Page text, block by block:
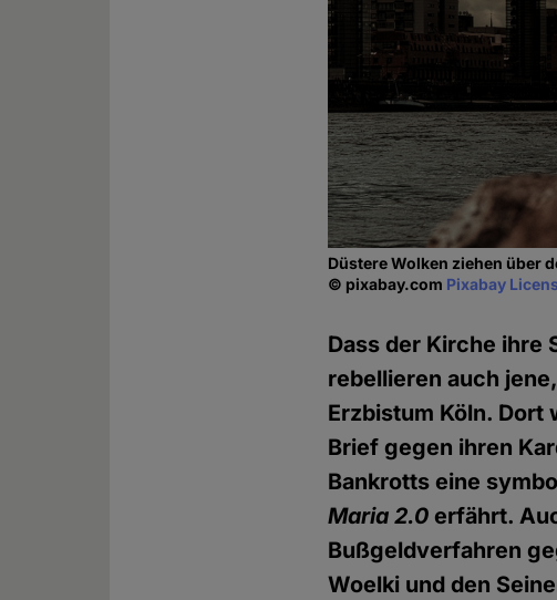
Düstere Wolken ziehen über
© pixabay.com Pixabay
Dass der Kirche ihre
rebellieren auch
Erzbistum Köln. Dort
Brief gegen ihren
Bankrotts eine
Maria 2.0erfährt.
Bußgeldverfahren
Woelki und den